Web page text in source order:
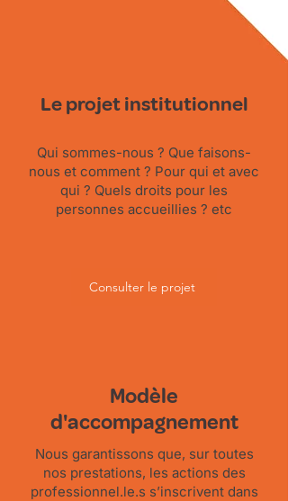
Le projet institutionnel
Qui sommes-nous ? Que faisons-
nous et comment ? Pour qui et avec
qui ? Quels droits pour les
personnes accueillies ? etc
Consulter le projet
Modèle
d'accompagnement
Nous garantissons que, sur toutes
nos prestations, les actions des
professionnel.le.s s’inscrivent dans